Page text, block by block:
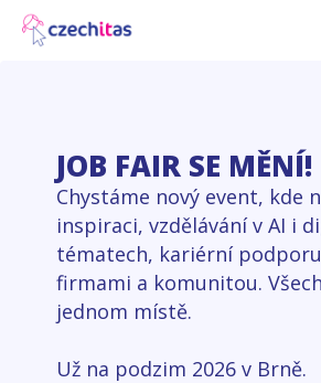
JOB FAIR SE MĚNÍ!
Chystáme nový event, kde
inspiraci, vzdělávání v AI i
tématech, kariérní
firmami a komunitou.
jednom místě.
Už na podzim 2026 v Brně.